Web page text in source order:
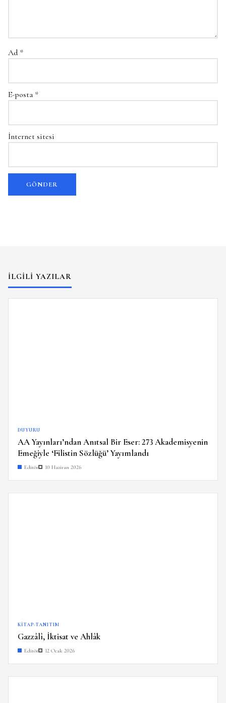
Ad *
E-posta *
İnternet sitesi
İLGILI YAZILAR
DUYURU
AA Yayınları’ndan Anıtsal Bir Eser: 273 Akademisyenin
Emeğiyle ‘Filistin Sözlüğü’ Yayımlandı
Editör 10 Haziran 2026
KITAP-TANITIM
Gazzâlî, İktisat ve Ahlâk
Editör 12 Ocak 2026